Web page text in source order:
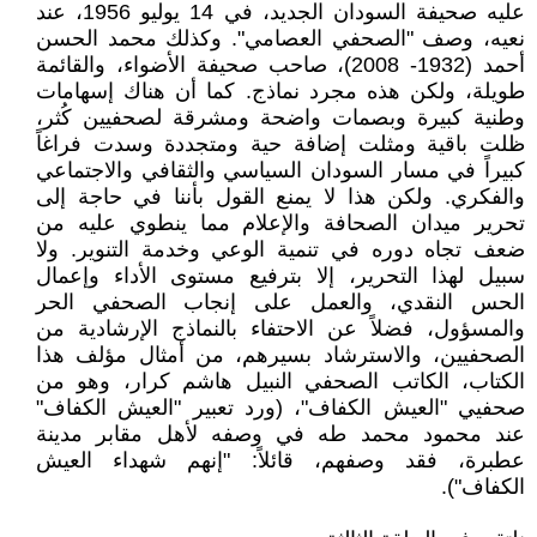
عليه صحيفة السودان الجديد، في 14 يوليو 1956، عند
نعيه، وصف "الصحفي العصامي". وكذلك محمد الحسن
أحمد (1932- 2008)، صاحب صحيفة الأضواء، والقائمة
طويلة، ولكن هذه مجرد نماذج. كما أن هناك إسهامات
وطنية كبيرة وبصمات واضحة ومشرقة لصحفيين كُثر،
ظلت باقية ومثلت إضافة حية ومتجددة وسدت فراغاً
كبيراً في مسار السودان السياسي والثقافي والاجتماعي
والفكري. ولكن هذا لا يمنع القول بأننا في حاجة إلى
تحرير ميدان الصحافة والإعلام مما ينطوي عليه من
ضعف تجاه دوره في تنمية الوعي وخدمة التنوير. ولا
سبيل لهذا التحرير، إلا بترفيع مستوى الأداء وإعمال
الحس النقدي، والعمل على إنجاب الصحفي الحر
والمسؤول، فضلاً عن الاحتفاء بالنماذج الإرشادية من
الصحفيين، والاسترشاد بسيرهم، من أمثال مؤلف هذا
الكتاب، الكاتب الصحفي النبيل هاشم كرار، وهو من
صحفيي "العيش الكفاف"، (ورد تعبير "العيش الكفاف"
عند محمود محمد طه في وصفه لأهل مقابر مدينة
عطبرة، فقد وصفهم، قائلاً: "إنهم شهداء العيش
الكفاف").